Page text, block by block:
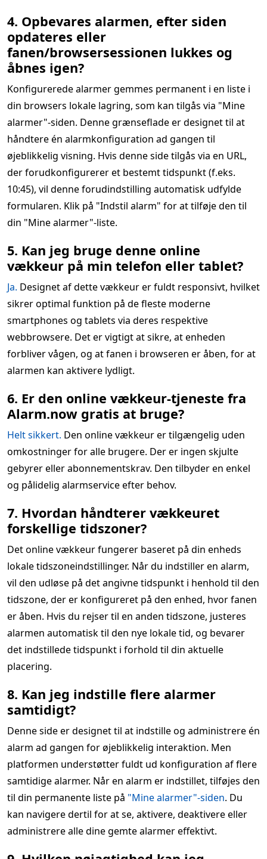
4. Opbevares alarmen, efter siden
opdateres eller
fanen/browsersessionen lukkes og
åbnes igen?
Konfigurerede alarmer gemmes permanent i en liste i
din browsers lokale lagring, som kan tilgås via "Mine
alarmer"-siden. Denne grænseflade er designet til at
håndtere én alarmkonfiguration ad gangen til
øjeblikkelig visning. Hvis denne side tilgås via en URL,
der forudkonfigurerer et bestemt tidspunkt (f.eks.
10:45), vil denne forudindstilling automatisk udfylde
formularen. Klik på "Indstil alarm" for at tilføje den til
din "Mine alarmer"-liste.
5. Kan jeg bruge denne online
vækkeur på min telefon eller tablet?
Ja. Designet af dette vækkeur er fuldt responsivt, hvilket
sikrer optimal funktion på de fleste moderne
smartphones og tablets via deres respektive
webbrowsere. Det er vigtigt at sikre, at enheden
forbliver vågen, og at fanen i browseren er åben, for at
alarmen kan aktivere lydligt.
6. Er den online vækkeur-tjeneste fra
Alarm.now gratis at bruge?
Helt sikkert. Den online vækkeur er tilgængelig uden
omkostninger for alle brugere. Der er ingen skjulte
gebyrer eller abonnementskrav. Den tilbyder en enkel
og pålidelig alarmservice efter behov.
7. Hvordan håndterer vækkeuret
forskellige tidszoner?
Det online vækkeur fungerer baseret på din enheds
lokale tidszoneindstillinger. Når du indstiller en alarm,
vil den udløse på det angivne tidspunkt i henhold til den
tidszone, der er konfigureret på den enhed, hvor fanen
er åben. Hvis du rejser til en anden tidszone, justeres
alarmen automatisk til den nye lokale tid, og bevarer
det indstillede tidspunkt i forhold til din aktuelle
placering.
8. Kan jeg indstille flere alarmer
samtidigt?
Denne side er designet til at indstille og administrere én
alarm ad gangen for øjeblikkelig interaktion. Men
platformen understøtter fuldt ud konfiguration af flere
samtidige alarmer. Når en alarm er indstillet, tilføjes den
til din permanente liste på "Mine alarmer"-siden. Du
kan navigere dertil for at se, aktivere, deaktivere eller
administrere alle dine gemte alarmer effektivt.